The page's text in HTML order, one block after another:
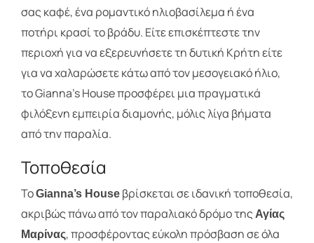
σας καφέ, ένα ρομαντικό ηλιοβασίλεμα ή ένα
ποτήρι κρασί το βράδυ. Είτε επισκέπτεστε την
περιοχή για να εξερευνήσετε τη δυτική Κρήτη είτε
για να χαλαρώσετε κάτω από τον μεσογειακό ήλιο,
το Gianna’s House προσφέρει μια πραγματικά
φιλόξενη εμπειρία διαμονής, μόλις λίγα βήματα
από την παραλία.
Τοποθεσία
ΤοGianna’s House βρίσκεται σε ιδανική τοποθεσία,
ακριβώς πάνω από τον παραλιακό δρόμο της Αγίας
Μαρίνας, προσφέροντας εύκολη πρόσβαση σε όλα